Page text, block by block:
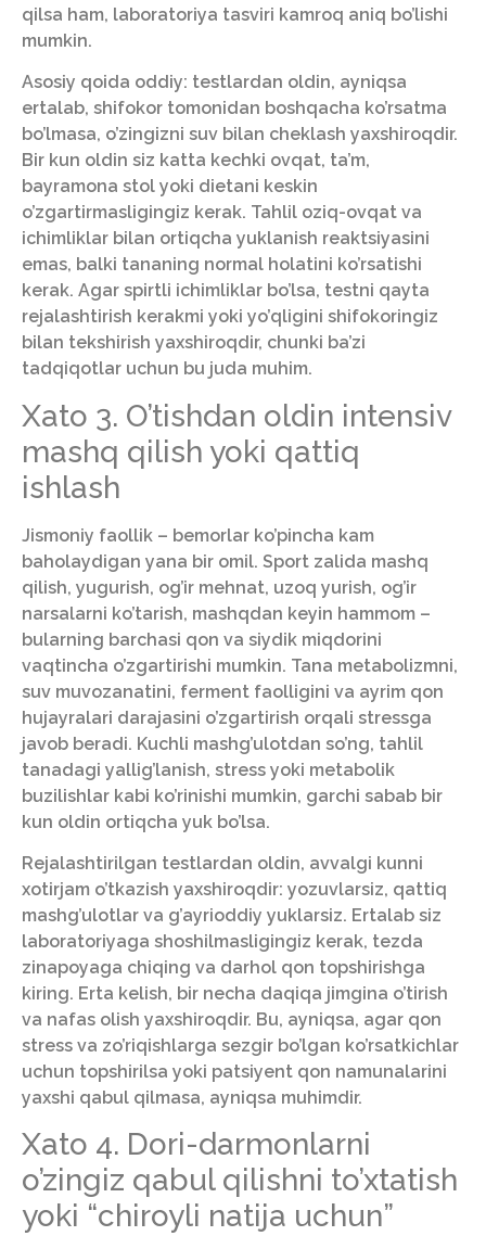
qilsa ham, laboratoriya tasviri kamroq aniq bo’lishi
mumkin.
Asosiy qoida oddiy: testlardan oldin, ayniqsa
ertalab, shifokor tomonidan boshqacha ko’rsatma
bo’lmasa, o’zingizni suv bilan cheklash yaxshiroqdir.
Bir kun oldin siz katta kechki ovqat, ta’m,
bayramona stol yoki dietani keskin
o’zgartirmasligingiz kerak. Tahlil oziq-ovqat va
ichimliklar bilan ortiqcha yuklanish reaktsiyasini
emas, balki tananing normal holatini ko’rsatishi
kerak. Agar spirtli ichimliklar bo’lsa, testni qayta
rejalashtirish kerakmi yoki yo’qligini shifokoringiz
bilan tekshirish yaxshiroqdir, chunki ba’zi
tadqiqotlar uchun bu juda muhim.
Xato 3. O’tishdan oldin intensiv
mashq qilish yoki qattiq
ishlash
Jismoniy faollik – bemorlar ko’pincha kam
baholaydigan yana bir omil. Sport zalida mashq
qilish, yugurish, og’ir mehnat, uzoq yurish, og’ir
narsalarni ko’tarish, mashqdan keyin hammom –
bularning barchasi qon va siydik miqdorini
vaqtincha o’zgartirishi mumkin. Tana metabolizmni,
suv muvozanatini, ferment faolligini va ayrim qon
hujayralari darajasini o’zgartirish orqali stressga
javob beradi. Kuchli mashg’ulotdan so’ng, tahlil
tanadagi yallig’lanish, stress yoki metabolik
buzilishlar kabi ko’rinishi mumkin, garchi sabab bir
kun oldin ortiqcha yuk bo’lsa.
Rejalashtirilgan testlardan oldin, avvalgi kunni
xotirjam o’tkazish yaxshiroqdir: yozuvlarsiz, qattiq
mashg’ulotlar va g’ayrioddiy yuklarsiz. Ertalab siz
laboratoriyaga shoshilmasligingiz kerak, tezda
zinapoyaga chiqing va darhol qon topshirishga
kiring. Erta kelish, bir necha daqiqa jimgina o’tirish
va nafas olish yaxshiroqdir. Bu, ayniqsa, agar qon
stress va zo’riqishlarga sezgir bo’lgan ko’rsatkichlar
uchun topshirilsa yoki patsiyent qon namunalarini
yaxshi qabul qilmasa, ayniqsa muhimdir.
Xato 4. Dori-darmonlarni
o’zingiz qabul qilishni to’xtatish
yoki “chiroyli natija uchun”